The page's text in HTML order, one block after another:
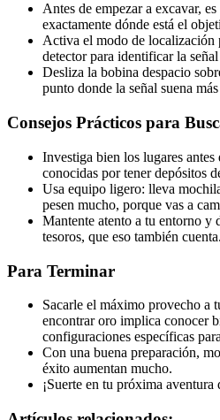
Antes de empezar a excavar,
exactamente dónde está el
Activa el modo de localización
detector para identificar la
Desliza la bobina despacio
punto donde la señal suena
Consejos Prácticos para
Investiga bien los lugares antes
conocidas por tener depósitos
Usa equipo ligero: lleva
pesen mucho, porque vas a
Mantente atento a tu entorno y
tesoros, que eso también cuenta.
Para Terminar
Sacarle el máximo provecho a
encontrar oro implica conocer
configuraciones específicas
Con una buena preparación,
éxito aumentan mucho.
¡Suerte en tu próxima aventura